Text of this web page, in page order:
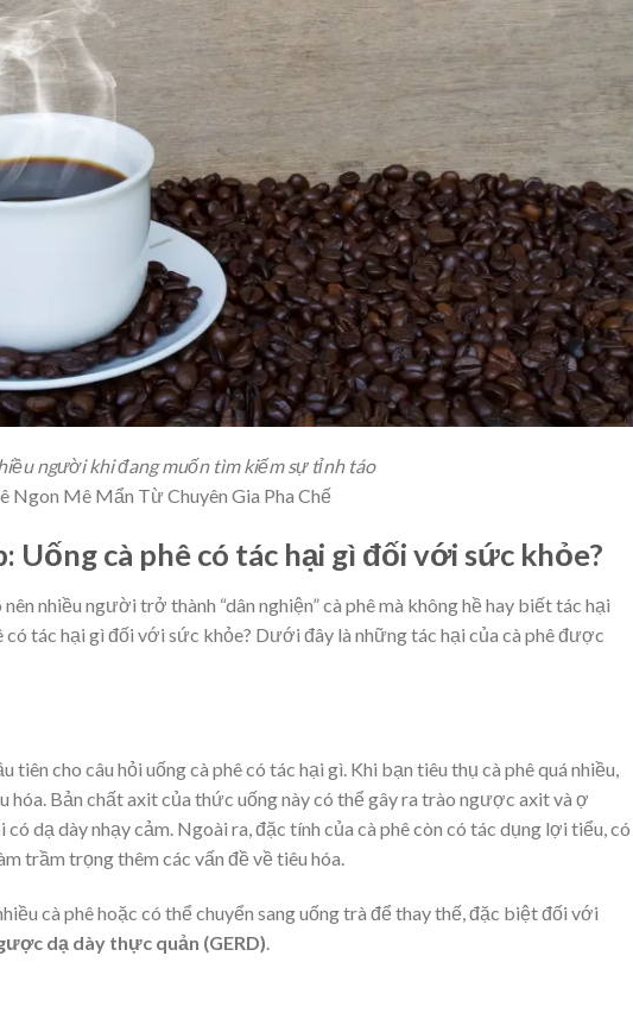
người khi đang muốn tìm kiếm sự tỉnh táo
Ngon Mê Mẩn Từ Chuyên Gia Pha Chế
Uống cà phê có tác hại gì đối với sức khỏe?
nhiều người trở thành “dân nghiện” cà phê mà không hề hay biết tác hại
có tác hại gì đối với sức khỏe? Dưới đây là những tác hại của cà phê được
tiên cho câu hỏi uống cà phê có tác hại gì. Khi bạn tiêu thụ cà phê quá nhiều,
hóa. Bản chất axit của thức uống này có thể gây ra trào ngược axit và ợ
dạ dày nhạy cảm. Ngoài ra, đặc tính của cà phê còn có tác dụng lợi tiểu, có
trầm trọng thêm các vấn đề về tiêu hóa.
cà phê hoặc có thể chuyển sang uống trà để thay thế, đặc biệt đối với
dạ dày thực quản (GERD)